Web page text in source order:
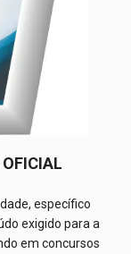
específico
exigido para a
em concursos